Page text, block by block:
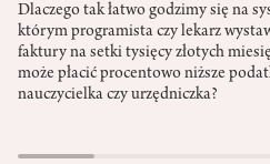
Dlaczego tak łatwo godzimy się na
którym programista czy lekarz
faktury na setki tysięcy złotych
może płacić procentowo niższe
nauczycielka czy urzędniczka?